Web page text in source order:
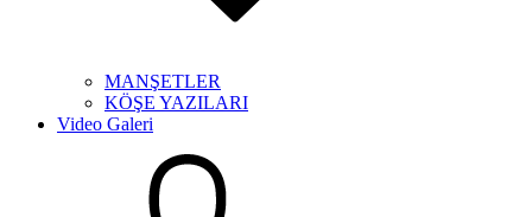
MANŞETLER
KÖŞE YAZILARI
Video Galeri